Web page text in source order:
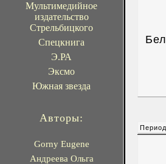
Мультимедийное
издательство
Стрельбицкого
Спецкнига
Э.РА
Эксмо
Южная звезда
Авторы:
Gorny Eugene
Андреева Ольга